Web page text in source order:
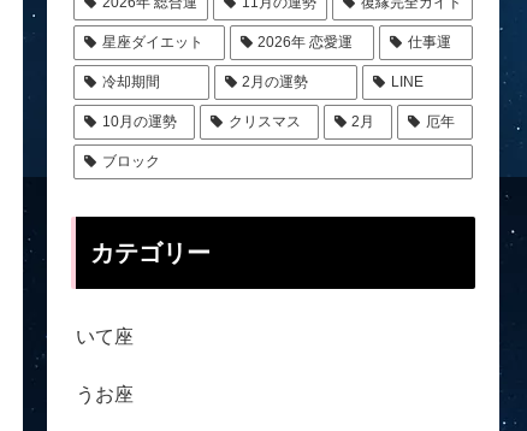
星座ダイエット 2026年 恋愛運 仕事運
冷却期間 2月の運勢 LINE
10月の運勢 クリスマス 2月 厄年
ブロック
カテゴリー
いて座
うお座